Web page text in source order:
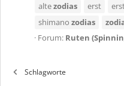
altezodias erst
shimano zodias
Forum: Ruten
Schlagworte